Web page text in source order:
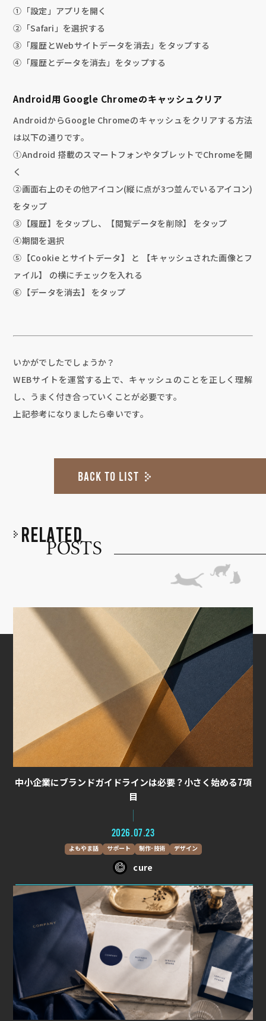
①「設定」アプリを開く
②「Safari」を選択する
③「履歴とWebサイトデータを消去」をタップする
④「履歴とデータを消去」をタップする
Android用 Google Chromeのキャッシュクリア
AndroidからGoogle Chromeのキャッシュをクリアする方法
は以下の通りです。
①Android 搭載のスマートフォンやタブレットでChromeを開
く
②画面右上のその他アイコン(縦に点が3つ並んでいるアイコン)
をタップ
③【履歴】をタップし、【閲覧データを削除】 をタップ
④期間を選択
⑤【Cookie とサイトデータ】 と 【キャッシュされた画像とフ
ァイル】 の横にチェックを入れる
⑥【データを消去】 をタップ
いかがでしたでしょうか？
WEBサイトを運営する上で、キャッシュのことを正しく理解
し、うまく付き合っていくことが必要です。
上記参考になりましたら幸いです。
BACK TO LIST
RELATED
POSTS
中小企業にブランドガイドラインは必要？小さく始める7項
目
2026.07.23
よもやま話 サポート 制作･技術 デザイン
cure